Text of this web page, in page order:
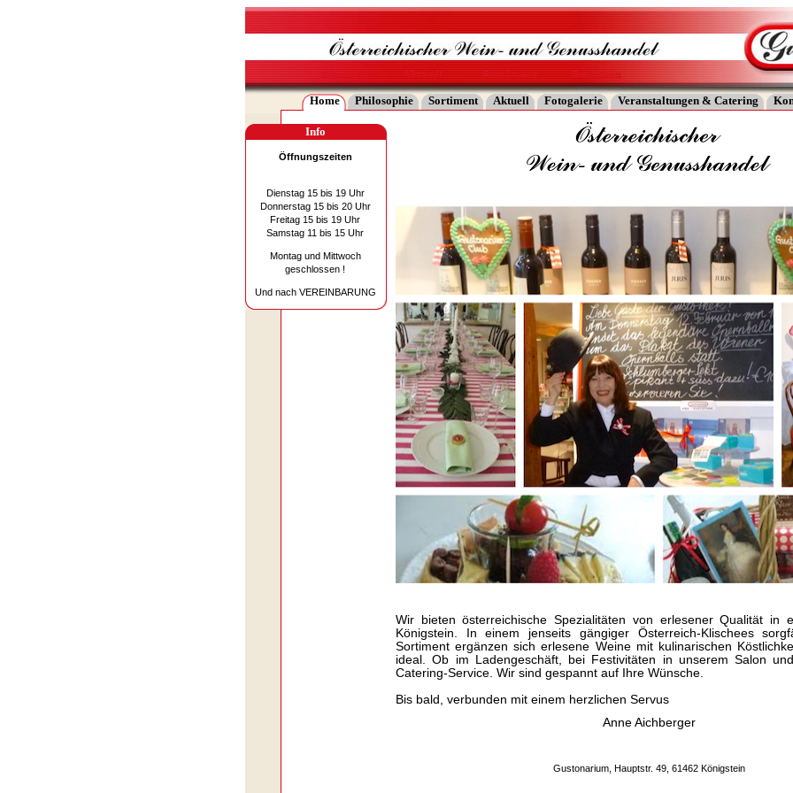
Home Philosophie Sortiment Aktuell Fotogalerie Veranstaltungen & Catering
Info
Öffnungszeiten
Dienstag 15 bis 19 Uhr
Donnerstag 15 bis 20 Uhr
Freitag 15 bis 19 Uhr
Samstag 11 bis 15 Uhr
Montag und Mittwoch
geschlossen !
Und nach VEREINBARUNG
Wir bieten österreichische Spezialitäten von erlesener Qualität in
Königstein. In einem jenseits gängiger Österreich-Klischees
Sortiment ergänzen sich erlesene Weine mit kulinarischen
ideal. Ob im Ladengeschäft, bei Festivitäten in unserem Salon
Catering-Service. Wir sind gespannt auf Ihre Wünsche.
Bis bald, verbunden mit einem herzlichen Servus
Anne Aichberger
Gustonarium, Hauptstr. 49, 61462 Königstein